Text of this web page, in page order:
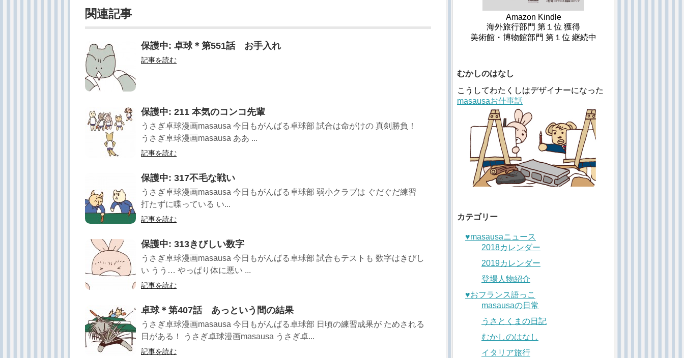
関連記事
保護中: 卓球＊第551話 お手入れ
記事を読む
保護中: 211 本気のコンコ先輩
うさぎ卓球漫画masausa 今日もがんばる卓球部 試合は命がけの 真剣勝負！
うさぎ卓球漫画masausa ああ ...
記事を読む
保護中: 317不毛な戦い
うさぎ卓球漫画masausa 今日もがんばる卓球部 弱小クラブは ぐだぐだ練習
打たずに喋っている い...
記事を読む
保護中: 313きびしい数字
うさぎ卓球漫画masausa 今日もがんばる卓球部 試合もテストも 数字はきびし
い うう… やっぱり体に悪い ...
記事を読む
卓球＊第407話 あっという間の結果
うさぎ卓球漫画masausa 今日もがんばる卓球部 日頃の練習成果が ためされる
日がある！ うさぎ卓球漫画masausa うさぎ卓...
記事を読む
Amazon Kindle
海外旅行部門 第１位 獲得
美術館・博物館部門 第１位 継続中
むかしのはなし
こうしてわたくしはデザイナーになった
masausaお仕事話
カテゴリー
♥︎masausaニュース
2018カレンダー
2019カレンダー
登場人物紹介
♥︎おフランス語っこ
masausaの日常
うさとくまの日記
むかしのはなし
イタリア旅行